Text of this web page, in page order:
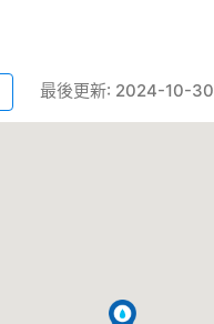
最後更新: 2024-10-30